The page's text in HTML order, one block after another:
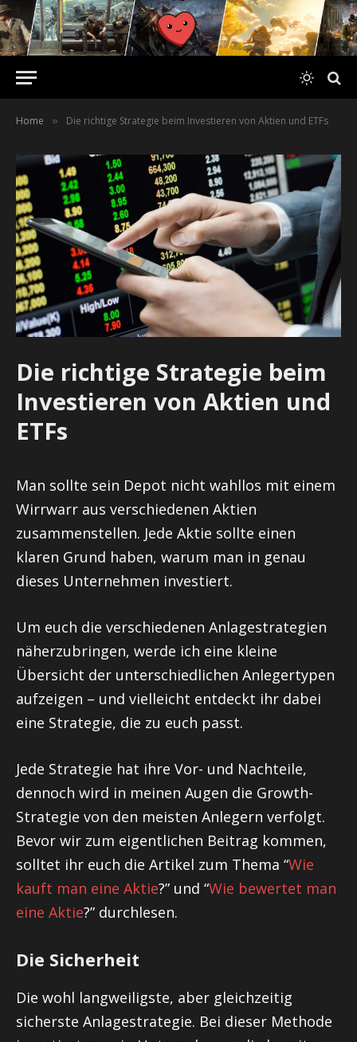
Home » Die richtige Strategie beim Investieren von Aktien und ETFs
Die richtige Strategie beim
Investieren von Aktien und
ETFs
Man sollte sein Depot nicht wahllos mit einem
Wirrwarr aus verschiedenen Aktien
zusammenstellen. Jede Aktie sollte einen
klaren Grund haben, warum man in genau
dieses Unternehmen investiert.
Um euch die verschiedenen Anlagestrategien
näherzubringen, werde ich eine kleine
Übersicht der unterschiedlichen Anlegertypen
aufzeigen – und vielleicht entdeckt ihr dabei
eine Strategie, die zu euch passt.
Jede Strategie hat ihre Vor- und Nachteile,
dennoch wird in meinen Augen die Growth-
Strategie von den meisten Anlegern verfolgt.
Bevor wir zum eigentlichen Beitrag kommen,
solltet ihr euch die Artikel zum Thema “Wie
kauft man eine Aktie?” und “Wie bewertet man
eine Aktie?” durchlesen.
Die Sicherheit
Die wohl langweiligste, aber gleichzeitig
sicherste Anlagestrategie. Bei dieser Methode